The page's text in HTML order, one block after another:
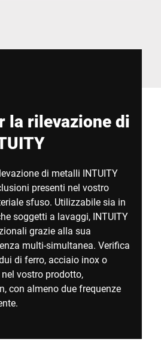
la rilevazione di
di metalli INTUITY
presenti nel vostro
sfuso. Utilizzabile sia in
soggetti a lavaggi, INTUITY
grazie alla sua
multi-simultanea. Verifica
di ferro, acciaio inox o
vostro prodotto,
con almeno due frequenze